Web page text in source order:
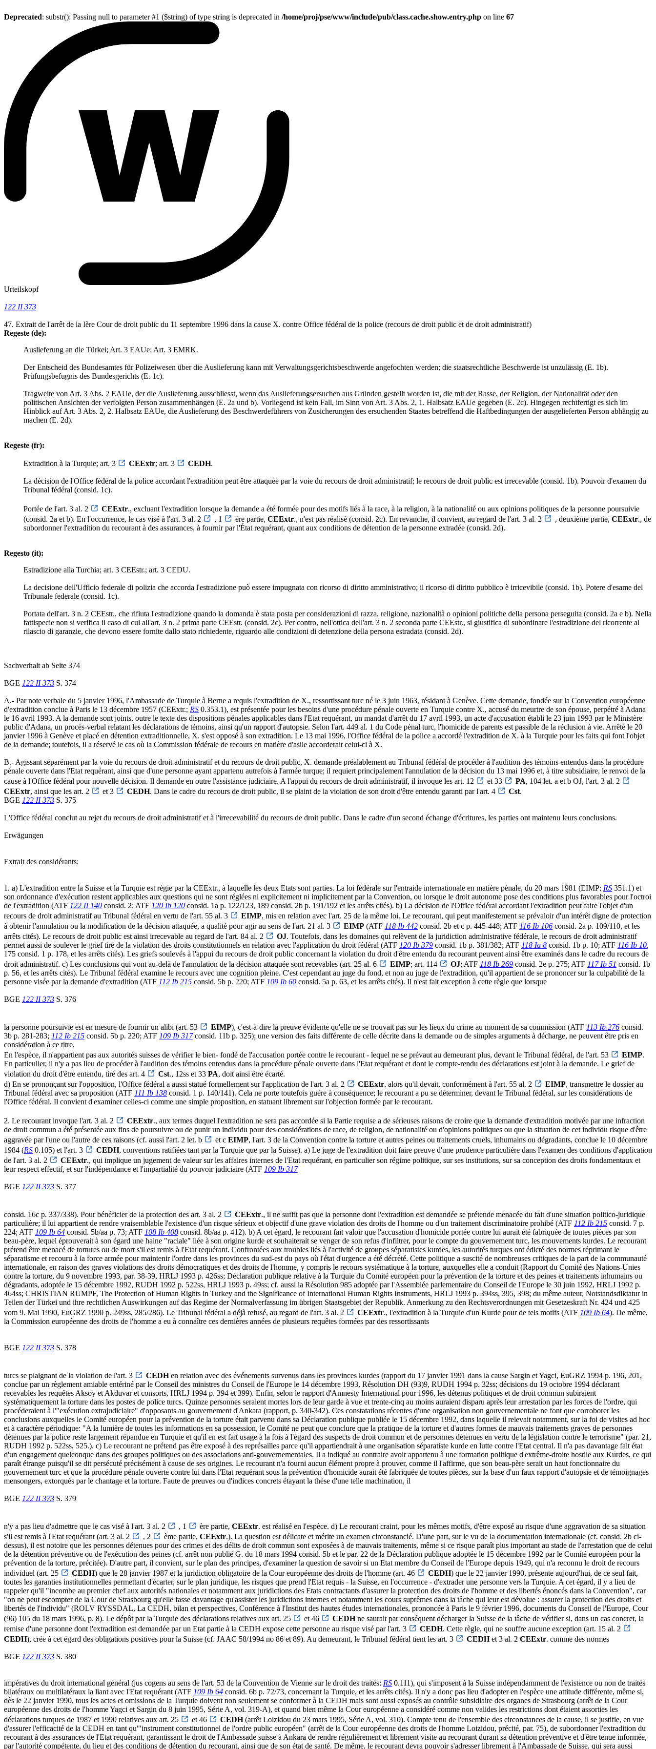
Deprecated: substr(): Passing null to parameter #1 ($string) of type string is deprecated in /home/proj/pse/www/include/pub/class.cache.show.entry.php on line 67
Urteilskopf
122 II 373
47. Extrait de l'arrêt de la Ière Cour de droit public du 11 septembre 1996 dans la cause X. contre Office fédéral de la police (recours de droit public et de droit administratif)
Regeste (de):
Auslieferung an die Türkei; Art. 3 EAUe; Art. 3 EMRK.
Der Entscheid des Bundesamtes für Polizeiwesen über die Auslieferung kann mit Verwaltungsgerichtsbeschwerde angefochten werden; die staatsrechtliche Beschwerde ist unzulässig (E. 1b).
Prüfungsbefugnis des Bundesgerichts (E. 1c).
Tragweite von Art. 3 Abs. 2 EAUe, der die Auslieferung ausschliesst, wenn das Auslieferungsersuchen aus Gründen gestellt worden ist, die mit der Rasse, der Religion, der Nationalität oder den
politischen Ansichten der verfolgten Person zusammenhängen (E. 2a und b). Vorliegend ist kein Fall, im Sinn von Art. 3 Abs. 2, 1. Halbsatz EAUe gegeben (E. 2c). Hingegen rechtfertigt es sich im
Hinblick auf Art. 3 Abs. 2, 2. Halbsatz EAUe, die Auslieferung des Beschwerdeführers von Zusicherungen des ersuchenden Staates betreffend die Haftbedingungen der ausgelieferten Person abhängig zu
machen (E. 2d).
Regeste (fr):
Extradition à la Turquie; art. 3 CEExtr; art. 3 CEDH.
La décision de l'Office fédéral de la police accordant l'extradition peut être attaquée par la voie du recours de droit administratif; le recours de droit public est irrecevable (consid. 1b). Pouvoir d'examen du
Tribunal fédéral (consid. 1c).
Portée de l'art. 3 al. 2 CEExtr., excluant l'extradition lorsque la demande a été formée pour des motifs liés à la race, à la religion, à la nationalité ou aux opinions politiques de la personne poursuivie
(consid. 2a et b). En l'occurrence, le cas visé à l'art. 3 al. 2
, 1 ère partie, CEExtr., n'est pas réalisé (consid. 2c). En revanche, il convient, au regard de l'art. 3 al. 2 , deuxième partie, CEExtr., de
subordonner l'extradition du recourant à des assurances, à fournir par l'État requérant, quant aux conditions de détention de la personne extradée (consid. 2d).
Regesto (it):
Estradizione alla Turchia; art. 3 CEEstr.; art. 3 CEDU.
La decisione dell'Ufficio federale di polizia che accorda l'estradizione può essere impugnata con ricorso di diritto amministrativo; il ricorso di diritto pubblico è irricevibile (consid. 1b). Potere d'esame del
Tribunale federale (consid. 1c).
Portata dell'art. 3 n. 2 CEEstr., che rifiuta l'estradizione quando la domanda è stata posta per considerazioni di razza, religione, nazionalità o opinioni politiche della persona perseguita (consid. 2a e b). Nella
fattispecie non si verifica il caso di cui all'art. 3 n. 2 prima parte CEEstr. (consid. 2c). Per contro, nell'ottica dell'art. 3 n. 2 seconda parte CEEstr., si giustifica di subordinare l'estradizione del ricorrente al
rilascio di garanzie, che devono essere fornite dallo stato richiedente, riguardo alle condizioni di detenzione della persona estradata (consid. 2d).
Sachverhalt ab Seite 374
BGE 122 II 373 S. 374
A.- Par note verbale du 5 janvier 1996, l'Ambassade de Turquie à Berne a requis l'extradition de X., ressortissant turc né le 3 juin 1963, résidant à Genève. Cette demande, fondée sur la Convention européenne
d'extradition conclue à Paris le 13 décembre 1957 (CEExtr.; RS 0.353.1), est présentée pour les besoins d'une procédure pénale ouverte en Turquie contre X., accusé du meurtre de son épouse, perpétré à Adana
le 16 avril 1993. A la demande sont joints, outre le texte des dispositions pénales applicables dans l'Etat requérant, un mandat d'arrêt du 17 avril 1993, un acte d'accusation établi le 23 juin 1993 par le Ministère
public d'Adana, un procès-verbal relatant les déclarations de témoins, ainsi qu'un rapport d'autopsie. Selon l'art. 449 al. 1 du Code pénal turc, l'homicide de parents est passible de la réclusion à vie. Arrêté le 20
janvier 1996 à Genève et placé en détention extraditionnelle, X. s'est opposé à son extradition. Le 13 mai 1996, l'Office fédéral de la police a accordé l'extradition de X. à la Turquie pour les faits qui font l'objet
de la demande; toutefois, il a réservé le cas où la Commission fédérale de recours en matière d'asile accorderait celui-ci à X.
B.- Agissant séparément par la voie du recours de droit administratif et du recours de droit public, X. demande préalablement au Tribunal fédéral de procéder à l'audition des témoins entendus dans la procédure
pénale ouverte dans l'Etat requérant, ainsi que d'une personne ayant appartenu autrefois à l'armée turque; il requiert principalement l'annulation de la décision du 13 mai 1996 et, à titre subsidiaire, le renvoi de la
cause à l'Office fédéral pour nouvelle décision. Il demande en outre l'assistance judiciaire. A l'appui du recours de droit administratif, il invoque les art. 12
et 33 PA, 104 let. a et b OJ, l'art. 3 al. 2
CEExtr, ainsi que les art. 2 et 3 CEDH. Dans le cadre du recours de droit public, il se plaint de la violation de son droit d'être entendu garanti par l'art. 4 Cst.
BGE 122 II 373 S. 375
L'Office fédéral conclut au rejet du recours de droit administratif et à l'irrecevabilité du recours de droit public. Dans le cadre d'un second échange d'écritures, les parties ont maintenu leurs conclusions.
Erwägungen
Extrait des considérants:
1. a) L'extradition entre la Suisse et la Turquie est régie par la CEExtr., à laquelle les deux Etats sont parties. La loi fédérale sur l'entraide internationale en matière pénale, du 20 mars 1981 (EIMP; RS 351.1) et
son ordonnance d'exécution restent applicables aux questions qui ne sont réglées ni explicitement ni implicitement par la Convention, ou lorsque le droit autonome pose des conditions plus favorables pour l'octroi
de l'extradition (ATF 122 II 140 consid. 2; ATF 120 Ib 120 consid. 1a p. 122/123, 189 consid. 2b p. 191/192 et les arrêts cités). b) La décision de l'Office fédéral accordant l'extradition peut faire l'objet d'un
recours de droit administratif au Tribunal fédéral en vertu de l'art. 55 al. 3
EIMP, mis en relation avec l'art. 25 de la même loi. Le recourant, qui peut manifestement se prévaloir d'un intérêt digne de protection
à obtenir l'annulation ou la modification de la décision attaquée, a qualité pour agir au sens de l'art. 21 al. 3
EIMP (ATF 118 Ib 442 consid. 2b et c p. 445-448; ATF 116 Ib 106 consid. 2a p. 109/110, et les
arrêts cités). Le recours de droit public est ainsi irrecevable au regard de l'art. 84 al. 2
OJ. Toutefois, dans les domaines qui relèvent de la juridiction administrative fédérale, le recours de droit administratif
permet aussi de soulever le grief tiré de la violation des droits constitutionnels en relation avec l'application du droit fédéral (ATF 120 Ib 379 consid. 1b p. 381/382; ATF 118 Ia 8 consid. 1b p. 10; ATF 116 Ib 10,
175 consid. 1 p. 178, et les arrêts cités). Les griefs soulevés à l'appui du recours de droit public concernant la violation du droit d'être entendu du recourant peuvent ainsi être examinés dans le cadre du recours de
droit administratif. c) Les conclusions qui vont au-delà de l'annulation de la décision attaquée sont recevables (art. 25 al. 6
EIMP; art. 114 OJ; ATF 118 Ib 269 consid. 2e p. 275; ATF 117 Ib 51 consid. 1b
p. 56, et les arrêts cités). Le Tribunal fédéral examine le recours avec une cognition pleine. C'est cependant au juge du fond, et non au juge de l'extradition, qu'il appartient de se prononcer sur la culpabilité de la
personne visée par la demande d'extradition (ATF 112 Ib 215 consid. 5b p. 220; ATF 109 Ib 60 consid. 5a p. 63, et les arrêts cités). Il n'est fait exception à cette règle que lorsque
BGE 122 II 373 S. 376
la personne poursuivie est en mesure de fournir un alibi (art. 53 EIMP), c'est-à-dire la preuve évidente qu'elle ne se trouvait pas sur les lieux du crime au moment de sa commission (ATF 113 Ib 276 consid.
3b p. 281-283; 112 Ib 215 consid. 5b p. 220; ATF 109 Ib 317consid. 11b p. 325); une version des faits différente de celle décrite dans la demande ou de simples arguments à décharge, ne peuvent être pris en
considération à ce titre.
En l'espèce, il n'appartient pas aux autorités suisses de vérifier le bien- fondé de l'accusation portée contre le recourant - lequel ne se prévaut au demeurant plus, devant le Tribunal fédéral, de l'art. 53
EIMP.
En particulier, il n'y a pas lieu de procéder à l'audition des témoins entendus dans la procédure pénale ouverte dans l'Etat requérant et dont le compte-rendu des déclarations est joint à la demande. Le grief de
violation du droit d'être entendu, tiré des art. 4
Cst., 12ss et 33 PA, doit ainsi être écarté.
d) En se prononçant sur l'opposition, l'Office fédéral a aussi statué formellement sur l'application de l'art. 3 al. 2
CEExtr. alors qu'il devait, conformément à l'art. 55 al. 2 EIMP, transmettre le dossier au
Tribunal fédéral avec sa proposition (ATF 111 Ib 138 consid. 1 p. 140/141). Cela ne porte toutefois guère à conséquence; le recourant a pu se déterminer, devant le Tribunal fédéral, sur les considérations de
l'Office fédéral. Il convient d'examiner celles-ci comme une simple proposition, en statuant librement sur l'objection formée par le recourant.
2. Le recourant invoque l'art. 3 al. 2 CEExtr., aux termes duquel l'extradition ne sera pas accordée si la Partie requise a de sérieuses raisons de croire que la demande d'extradition motivée par une infraction
de droit commun a été présentée aux fins de poursuivre ou de punir un individu pour des considérations de race, de religion, de nationalité ou d'opinions politiques ou que la situation de cet individu risque d'être
aggravée par l'une ou l'autre de ces raisons (cf. aussi l'art. 2 let. b
et c EIMP, l'art. 3 de la Convention contre la torture et autres peines ou traitements cruels, inhumains ou dégradants, conclue le 10 décembre
1984 (RS 0.105) et l'art. 3 CEDH, conventions ratifiées tant par la Turquie que par la Suisse). a) Le juge de l'extradition doit faire preuve d'une prudence particulière dans l'examen des conditions d'application
de l'art. 3 al. 2
CEExtr., qui implique un jugement de valeur sur les affaires internes de l'Etat requérant, en particulier son régime politique, sur ses institutions, sur sa conception des droits fondamentaux et
leur respect effectif, et sur l'indépendance et l'impartialité du pouvoir judiciaire (ATF 109 Ib 317
BGE 122 II 373 S. 377
consid. 16c p. 337/338). Pour bénéficier de la protection des art. 3 al. 2 CEExtr., il ne suffit pas que la personne dont l'extradition est demandée se prétende menacée du fait d'une situation politico-juridique
particulière; il lui appartient de rendre vraisemblable l'existence d'un risque sérieux et objectif d'une grave violation des droits de l'homme ou d'un traitement discriminatoire prohibé (ATF 112 Ib 215 consid. 7 p.
224; ATF 109 Ib 64 consid. 5b/aa p. 73; ATF 108 Ib 408 consid. 8b/aa p. 412). b) A cet égard, le recourant fait valoir que l'accusation d'homicide portée contre lui aurait été fabriquée de toutes pièces par son
beau-père, lequel éprouverait à son égard une haine "raciale" liée à son origine kurde et souhaiterait se venger de son refus d'infiltrer, pour le compte du gouvernement turc, les mouvements kurdes. Le recourant
prétend être menacé de tortures ou de mort s'il est remis à l'Etat requérant. Confrontées aux troubles liés à l'activité de groupes séparatistes kurdes, les autorités turques ont édicté des normes réprimant le
séparatisme et recouru à la force armée pour maintenir l'ordre dans les provinces du sud-est du pays où l'état d'urgence a été décrété. Cette politique a suscité de nombreuses critiques de la part de la communauté
internationale, en raison des graves violations des droits démocratiques et des droits de l'homme, y compris le recours systématique à la torture, auxquelles elle a conduit (Rapport du Comité des Nations-Unies
contre la torture, du 9 novembre 1993, par. 38-39, HRLJ 1993 p. 426ss; Déclaration publique relative à la Turquie du Comité européen pour la prévention de la torture et des peines et traitements inhumains ou
dégradants, adoptée le 15 décembre 1992, RUDH 1992 p. 522ss, HRLJ 1993 p. 49ss; cf. aussi la Résolution 985 adoptée par l'Assemblée parlementaire du Conseil de l'Europe le 30 juin 1992, HRLJ 1992 p.
464ss; CHRISTIAN RUMPF, The Protection of Human Rights in Turkey and the Significance of International Human Rights Instruments, HRLJ 1993 p. 394ss, 395, 398; du même auteur, Notstandsdiktatur in
Teilen der Türkei und ihre rechtlichen Auswirkungen auf das Regime der Normalverfassung im übrigen Staatsgebiet der Republik. Anmerkung zu den Rechtsverordnungen mit Gesetzeskraft Nr. 424 und 425
vom 9. Mai 1990, EuGRZ 1990 p. 249ss, 285/286). Le Tribunal fédéral a déjà refusé, au regard de l'art. 3 al. 2
CEExtr., l'extradition à la Turquie d'un Kurde pour de tels motifs (ATF 109 Ib 64). De même,
la Commission européenne des droits de l'homme a eu à connaître ces dernières années de plusieurs requêtes formées par des ressortissants
BGE 122 II 373 S. 378
turcs se plaignant de la violation de l'art. 3 CEDHen relation avec des événements survenus dans les provinces kurdes (rapport du 17 janvier 1991 dans la cause Sargin et Yagci, EuGRZ 1994 p. 196, 201,
conclue par un règlement amiable entériné par le Conseil des ministres du Conseil de l'Europe le 14 décembre 1993, Résolution DH (93)9, RUDH 1994 p. 32ss; décisions du 19 octobre 1994 déclarant
recevables les requêtes Aksoy et Akduvar et consorts, HRLJ 1994 p. 394 et 399). Enfin, selon le rapport d'Amnesty International pour 1996, les détenus politiques et de droit commun subiraient
systématiquement la torture dans les postes de police turcs. Quinze personnes seraient mortes lors de leur garde à vue et trente-cinq au moins auraient disparu après leur arrestation par les forces de l'ordre, qui
procéderaient à l'"exécution extrajudiciaire" d'opposants au gouvernement d'Ankara (rapport, p. 340-342). Ces constatations récentes d'une organisation non gouvernementale ne font que corroborer les
conclusions auxquelles le Comité européen pour la prévention de la torture était parvenu dans sa Déclaration publique publiée le 15 décembre 1992, dans laquelle il relevait notamment, sur la foi de visites ad hoc
et à caractère périodique: "A la lumière de toutes les informations en sa possession, le Comité ne peut que conclure que la pratique de la torture et d'autres formes de mauvais traitements graves de personnes
détenues par la police reste largement répandue en Turquie et qu'il en est fait usage à la fois à l'égard des suspects de droit commun et de personnes détenues en vertu de la législation contre le terrorisme" (par. 21,
RUDH 1992 p. 522ss, 525.). c) Le recourant ne prétend pas être exposé à des représailles parce qu'il appartiendrait à une organisation séparatiste kurde en lutte contre l'Etat central. Il n'a pas davantage fait état
d'un engagement quelconque dans des groupes politiques ou des associations anti-gouvernementales. Il a indiqué au contraire avoir appartenu à une formation politique d'extrême-droite hostile aux Kurdes, ce qui
paraît étrange puisqu'il se dit persécuté précisément à cause de ses origines. Le recourant n'a fourni aucun élément propre à prouver, comme il l'affirme, que son beau-père serait un haut fonctionnaire du
gouvernement turc et que la procédure pénale ouverte contre lui dans l'Etat requérant sous la prévention d'homicide aurait été fabriquée de toutes pièces, sur la base d'un faux rapport d'autopsie et de témoignages
mensongers, extorqués par le chantage et la torture. Faute de preuves ou d'indices concrets étayant la thèse d'une telle machination, il
BGE 122 II 373 S. 379
n'y a pas lieu d'admettre que le cas visé à l'art. 3 al. 2 , 1 ère partie, CEExtr. est réalisé en l'espèce. d) Le recourant craint, pour les mêmes motifs, d'être exposé au risque d'une aggravation de sa situation
s'il est remis à l'Etat requérant (art. 3 al. 2
, 2 ème partie, CEExtr.). La question est délicate et mérite un examen circonstancié. D'une part, sur le vu de la documentation internationale (cf. consid. 2b ci-
dessus), il est notoire que les personnes détenues pour des crimes et des délits de droit commun sont exposées à de mauvais traitements, même si ce risque paraît plus important au stade de l'arrestation que de celui
de la détention préventive ou de l'exécution des peines (cf. arrêt non publié G. du 18 mars 1994 consid. 5b et le par. 22 de la Déclaration publique adoptée le 15 décembre 1992 par le Comité européen pour la
prévention de la torture, précitée). D'autre part, il convient, sur le plan des principes, d'examiner la question de savoir si un Etat membre du Conseil de l'Europe depuis 1949, qui n'a reconnu le droit de recours
individuel (art. 25
CEDH) que le 28 janvier 1987 et la juridiction obligatoire de la Cour européenne des droits de l'homme (art. 46 CEDH) que le 22 janvier 1990, présente aujourd'hui, de ce seul fait,
toutes les garanties institutionnelles permettant d'écarter, sur le plan juridique, les risques que prend l'Etat requis - la Suisse, en l'occurrence - d'extrader une personne vers la Turquie. A cet égard, il y a lieu de
rappeler qu'il "incombe au premier chef aux autorités nationales et notamment aux juridictions des Etats contractants d'assurer la protection des droits de l'homme et des libertés énoncés dans la Convention", car
"on ne peut escompter de la Cour de Strasbourg qu'elle fasse davantage qu'assister les juridictions internes et notamment les cours suprêmes dans la tâche qui leur est dévolue : assurer la protection des droits et
libertés de l'individu" (ROLV RYSSDAL, La CEDH, bilan et perspectives, Conférence à l'Institut des hautes études internationales, prononcée à Paris le 9 février 1996, documents du Conseil de l'Europe, Cour
(96) 105 du 18 mars 1996, p. 8). Le dépôt par la Turquie des déclarations relatives aux art. 25
et 46 CEDHne saurait par conséquent décharger la Suisse de la tâche de vérifier si, dans un cas concret, la
remise d'une personne dont l'extradition est demandée par un Etat partie à la CEDH expose cette personne au risque visé par l'art. 3
CEDH. Cette règle, qui ne souffre aucune exception (art. 15 al. 2
CEDH), crée à cet égard des obligations positives pour la Suisse (cf. JAAC 58/1994 no 86 et 89). Au demeurant, le Tribunal fédéral tient les art. 3 CEDHet 3 al. 2 CEExtr. comme des normes
BGE 122 II 373 S. 380
impératives du droit international général (jus cogens au sens de l'art. 53 de la Convention de Vienne sur le droit des traités: RS 0.111), qui s'imposent à la Suisse indépendamment de l'existence ou non de traités
bilatéraux ou multilatéraux la liant avec l'Etat requérant (ATF 109 Ib 64 consid. 6b p. 72/73, concernant la Turquie, et les arrêts cités). Il n'y a donc pas lieu d'adopter en l'espèce une attitude différente, même si,
dès le 22 janvier 1990, tous les actes et omissions de la Turquie doivent non seulement se conformer à la CEDH mais sont aussi exposés au contrôle subsidiaire des organes de Strasbourg (arrêt de la Cour
européenne des droits de l'homme Yagci et Sargin du 8 juin 1995, Série A, vol. 319-A), et quand bien même la Cour européenne a considéré comme non valides les restrictions dont étaient assorties les
déclarations turques de 1987 et 1990 relatives aux art. 25
et 46 CEDH(arrêt Loizidou du 23 mars 1995, Série A, vol. 310). Compte tenu de l'ensemble des circonstances de la cause, il se justifie, en vue
d'assurer l'efficacité de la CEDH en tant qu'"instrument constitutionnel de l'ordre public européen" (arrêt de la Cour européenne des droits de l'homme Loizidou, précité, par. 75), de subordonner l'extradition du
recourant à des assurances de l'Etat requérant, garantissant le droit de l'Ambassade suisse à Ankara de rendre régulièrement et librement visite au recourant durant sa détention préventive et d'être tenue informée,
par l'autorité compétente, du lieu et des conditions de détention du recourant, ainsi que de son état de santé. De même, le recourant devra pouvoir s'adresser librement à l'Ambassade de Suisse, qui sera aussi